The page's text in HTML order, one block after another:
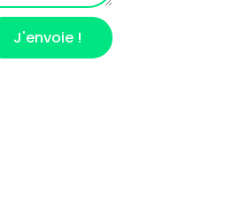
J'envoie !